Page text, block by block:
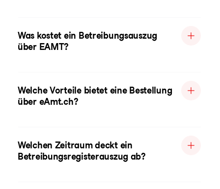
Was kostet ein Betreibungsauszug
über EAMT?
Welche Vorteile bietet eine Bestellung
über eAmt.ch?
Welchen Zeitraum deckt ein
Betreibungsregisterauszug ab?